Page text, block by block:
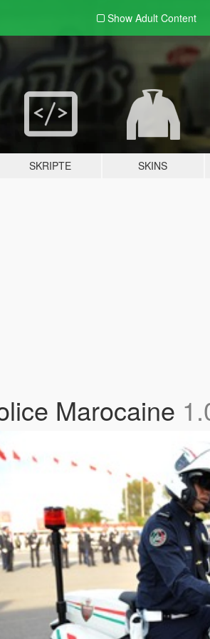
Show Adult Content
SKRIPTE SKINS
Marocaine